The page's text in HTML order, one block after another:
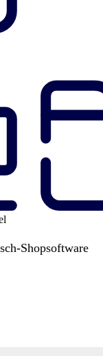
Shopsoftware